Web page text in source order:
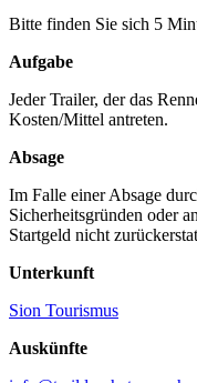
Bitte finden Sie sich 5
Aufgabe
Jeder Trailer, der das
Kosten/Mittel antreten.
Absage
Im Falle einer Absage
Sicherheitsgründen oder
Startgeld nicht
Unterkunft
Sion Tourismus
Auskünfte